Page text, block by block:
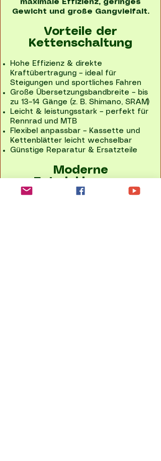
maximale Effizienz, geringes
Gewicht und große Gangvielfalt.
Vorteile der
Kettenschaltung
Hohe Effizienz & direkte
Kraftübertragung – ideal für
Steigungen und sportliches Fahren
Große Übersetzungsbandbreite – bis
zu 13–14 Gänge (z. B. Shimano, SRAM)
Leicht & leistungsstark – perfekt für
Rennrad und MTB
Flexibel anpassbar – Kassette und
Kettenblätter leicht wechselbar
Günstige Reparatur & Ersatzteile
Moderne